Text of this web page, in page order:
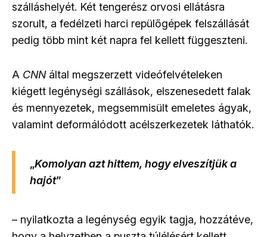
szálláshelyét. Két tengerész orvosi ellátásra
szorult, a fedélzeti harci repülőgépek felszállását
pedig több mint két napra fel kellett függeszteni.
A CNNáltal megszerzett videófelvételeken
kiégett legénységi szállások, elszenesedett falak
és mennyezetek, megsemmisült emeletes ágyak,
valamint deformálódott acélszerkezetek láthatók.
„Komolyan azt hittem, hogy elveszítjük a
hajót”
– nyilatkozta a legénység egyik tagja, hozzátéve,